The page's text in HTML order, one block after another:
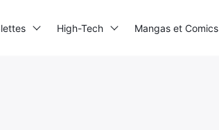
High-Tech Mangas et Comics